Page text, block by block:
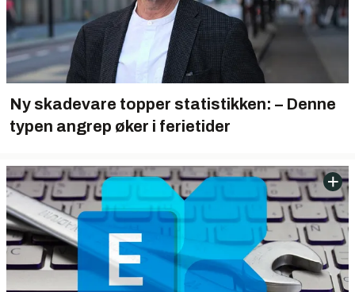
Ny skadevare topper statistikken: – Denne
typen angrep øker i ferietider